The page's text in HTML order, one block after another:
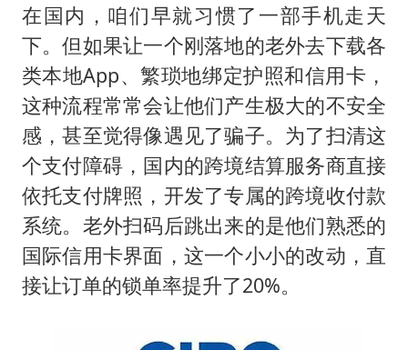
在国内，咱们早就习惯了一部手机走天
下。但如果让一个刚落地的老外去下载各
类本地App、繁琐地绑定护照和信用卡，
这种流程常常会让他们产生极大的不安全
感，甚至觉得像遇见了骗子。为了扫清这
个支付障碍，国内的跨境结算服务商直接
依托支付牌照，开发了专属的跨境收付款
系统。老外扫码后跳出来的是他们熟悉的
国际信用卡界面，这一个小小的改动，直
接让订单的锁单率提升了20%。